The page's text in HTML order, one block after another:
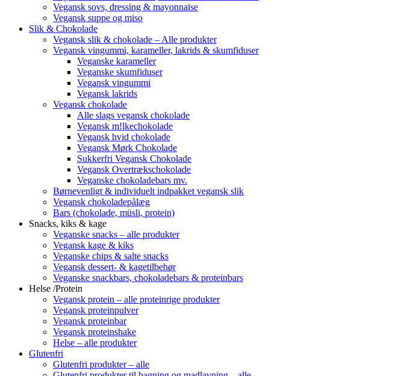
Vegansk sovs, dressing & mayonnaise
Vegansk suppe og miso
Slik & Chokolade
Vegansk slik & chokolade – Alle produkter
Vegansk vingummi, karameller, lakrids & skumfiduser
Veganske karameller
Veganske skumfiduser
Vegansk vingummi
Vegansk lakrids
Vegansk chokolade
Alle slags vegansk chokolade
Vegansk m!lkechokolade
Vegansk hvid chokolade
Vegansk Mørk Chokolade
Sukkerfri Vegansk Chokolade
Vegansk Overtrækschokolade
Veganske chokoladebars mv.
Børnevenligt & individuelt indpakket vegansk slik
Vegansk chokoladepålæg
Bars (chokolade, müsli, protein)
Snacks, kiks & kage
Veganske snacks – alle produkter
Vegansk kage & kiks
Veganske chips & salte snacks
Vegansk dessert- & kagetilbehør
Veganske snackbars, chokoladebars & proteinbars
Helse /Protein
Vegansk protein – alle proteinrige produkter
Vegansk proteinpulver
Vegansk proteinbar
Vegansk proteinshake
Helse – alle produkter
Glutenfri
Glutenfri produkter – alle